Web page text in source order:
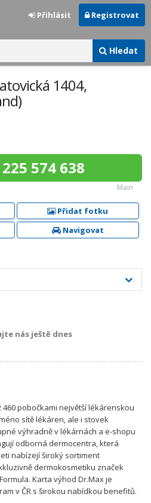
Hledat
Přihlásit Registrovat
1404,
574 638
Main
Přidat fotku
Navigovat
nás ještě dnes
pobočkami největší lékárenskou
sítě lékáren, ale i stovek
výhradně v lékárnách a e-shopu
odborná dermocentra, která
nabízejí široký sortiment
dermokosmetiku značek
Karta výhod Dr.Max je
v ČR s širokou nabídkou benefitů.